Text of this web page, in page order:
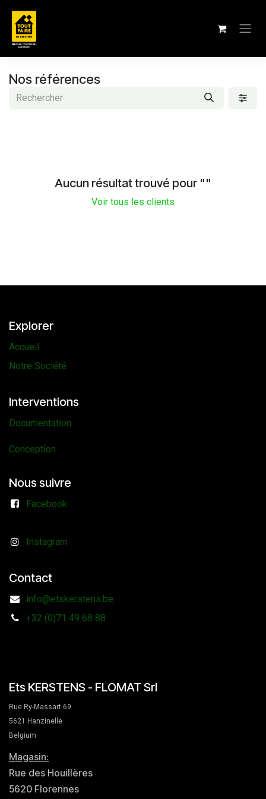
Nos références
Aucun résultat trouvé pour ""
Voir tous les clients
Explorer
Accueil
Notre Société
Interventions
Documentation
Conception
Nous suivre
Facebook
Instagram
Contact
info@etskerstens.be
+32 (0)71 49 68 88
Ets KERSTENS - FLOMAT Srl
Rue Ry-Massart 69
5621 Hanzinelle
Belgium
Magasin:
Rue des Houillères
5620 Florennes